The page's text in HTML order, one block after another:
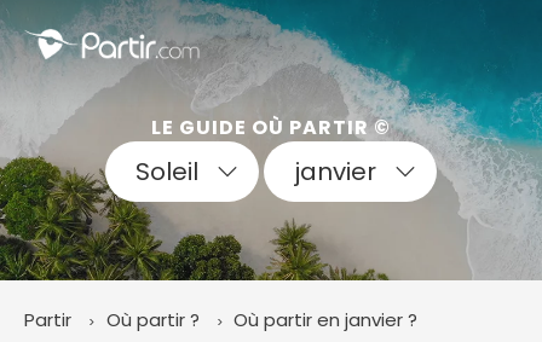
LE GUIDE OÙ PARTIR ©
Soleil janvier
Partir Où partir ? Où partir en janvier ?
📍 Destinations populaires
☀️ Où partir par mois